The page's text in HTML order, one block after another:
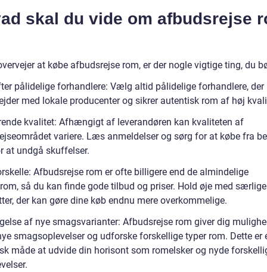
skal du vide om afbudsrejse
at købe afbudsrejse rom, er der nogle vigtige ting, du
pålidelige forhandlere: Vælg altid pålidelige forhandlere, der
med lokale producenter og sikrer autentisk rom af høj
kvalitet: Afhængigt af leverandøren kan kvaliteten af
variere. Læs anmeldelser og sørg for at købe fra
at undgå skuffelser.
Afbudsrejse rom er ofte billigere end de almindelige
så du kan finde gode tilbud og priser. Hold øje med
der kan gøre dine køb endnu mere overkommelige.
af nye smagsvarianter: Afbudsrejse rom giver dig
smagsoplevelser og udforske forskellige typer rom. Dette er
måde at udvide din horisont som romelsker og nyde